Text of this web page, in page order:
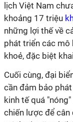
lịch Việt Nam
khoảng 17 triệu
những lợi thế về
phát triển các mô
khoẻ, đặc biệt
Cuối cùng, đại
cần đảm bảo
kinh tế quá
chiến lược để cân